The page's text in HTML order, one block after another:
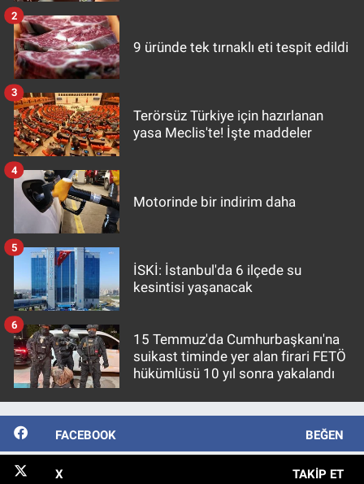
9 üründe tek tırnaklı eti tespit edildi
2
Terörsüz Türkiye için hazırlanan
yasa Meclis'te! İşte maddeler
3
Motorinde bir indirim daha
4
İSKİ: İstanbul'da 6 ilçede su
kesintisi yaşanacak
5
15 Temmuz'da Cumhurbaşkanı'na
suikast timinde yer alan firari FETÖ
hükümlüsü 10 yıl sonra yakalandı
6
FACEBOOK BEĞEN
X TAKIP ET